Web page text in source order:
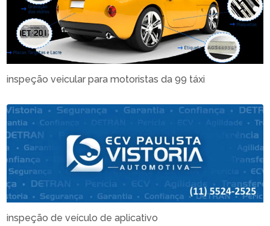
inspeção veicular para motoristas da 99 táxi
inspeção de veículo de aplicativo